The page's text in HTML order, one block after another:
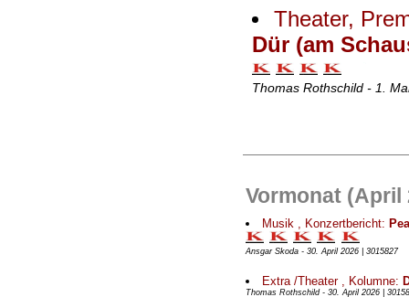
Theater,
Dür (am
Thomas Rothschild - 1.
Vormonat (April
Musik , Konzertbericht:
Ansgar Skoda - 30. April 2026 | 3015827
Extra /Theater , Kolumne:
Thomas Rothschild - 30. April 2026 |